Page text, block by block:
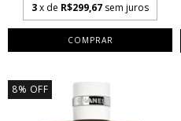
3x de R$299,67 sem juros
COMPRAR
8% OFF